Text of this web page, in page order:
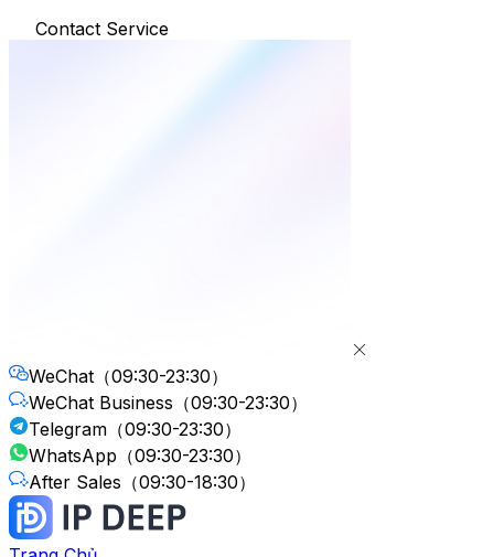
Contact Service
WeChat （09:30-23:30）
WeChat Business （09:30-23:30）
Telegram （09:30-23:30）
WhatsApp （09:30-23:30）
After Sales （09:30-18:30）